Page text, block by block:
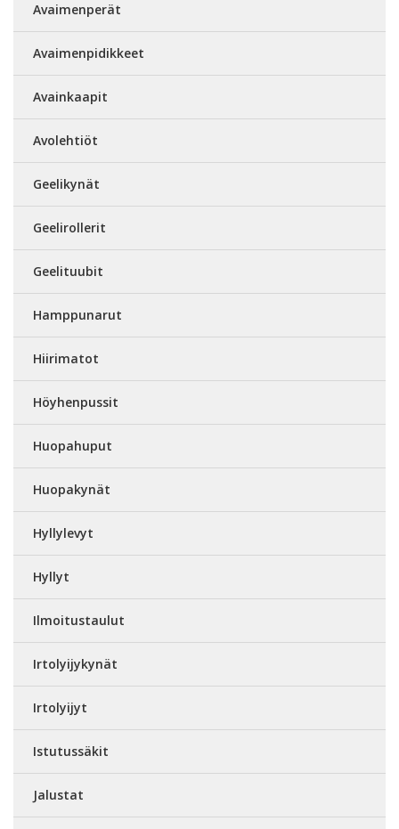
Avaimenperät
Avaimenpidikkeet
Avainkaapit
Avolehtiöt
Geelikynät
Geelirollerit
Geelituubit
Hamppunarut
Hiirimatot
Höyhenpussit
Huopahuput
Huopakynät
Hyllylevyt
Hyllyt
Ilmoitustaulut
Irtolyijykynät
Irtolyijyt
Istutussäkit
Jalustat